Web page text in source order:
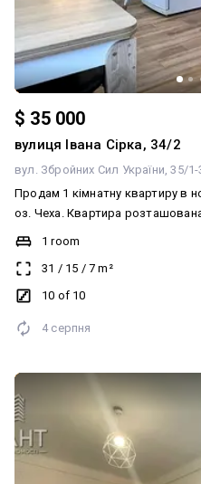
$ 35 000
вулиця Івана Сірка, 34/2
вул. Збройних Сил України, 35/
Продам 1 кімнатну квартиру в новобудові. Вул.
оз. Чеха. Квартира розташована на 10 поверсі. Не кутова.
Цегляний будинок. Загальна площа квартири 31м2,
контурний газовий котел). Хороший ремонт. Лічильники світло/
газ/вода. Проведений оптоволоконний інтернет. Всі меблі та
1 room
31 / 15 / 7 m²
10 of 10
4 серпня